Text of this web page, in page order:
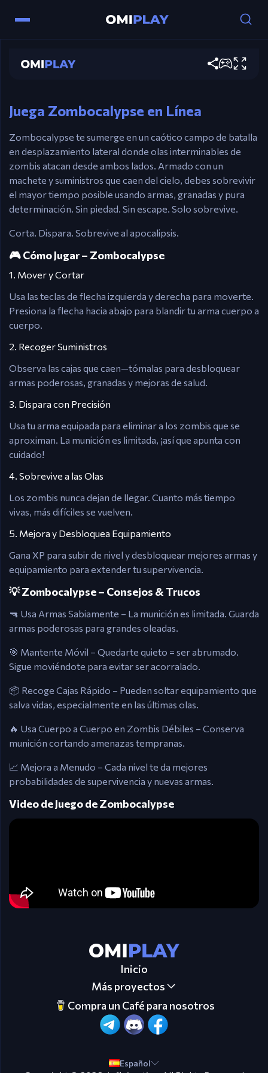
Zombocalypse
Barra Espaciadora – Cortar con arma cuerpo a
Juega Zombocalypse en Línea
Zombocalypse te sumerge en un caótico campo de batalla
en desplazamiento lateral donde olas interminables de
zombis atacan desde ambos lados. Armado con un
machete y suministros que caen del cielo, debes sobrevivir
el mayor tiempo posible usando armas, granadas y pura
determinación. Sin piedad. Sin escape. Solo sobrevive.
Corta. Dispara. Sobrevive al apocalipsis.
🎮 Cómo Jugar – Zombocalypse
1. Mover y Cortar
Usa las teclas de flecha izquierda y derecha para moverte.
Presiona la flecha hacia abajo para blandir tu arma cuerpo a
cuerpo.
2. Recoger Suministros
Observa las cajas que caen—tómalas para desbloquear
armas poderosas, granadas y mejoras de salud.
3. Dispara con Precisión
Usa tu arma equipada para eliminar a los zombis que se
aproximan. La munición es limitada, ¡así que apunta con
cuidado!
4. Sobrevive a las Olas
Los zombis nunca dejan de llegar. Cuanto más tiempo
vivas, más difíciles se vuelven.
5. Mejora y Desbloquea Equipamiento
Gana XP para subir de nivel y desbloquear mejores armas y
equipamiento para extender tu supervivencia.
💡 Zombocalypse – Consejos & Trucos
🔫 Usa Armas Sabiamente – La munición es limitada. Guarda
armas poderosas para grandes oleadas.
🎯 Mantente Móvil – Quedarte quieto = ser abrumado.
Sigue moviéndote para evitar ser acorralado.
📦 Recoge Cajas Rápido – Pueden soltar equipamiento que
salva vidas, especialmente en las últimas olas.
🔥 Usa Cuerpo a Cuerpo en Zombis Débiles – Conserva
munición cortando amenazas tempranas.
📈 Mejora a Menudo – Cada nivel te da mejores
probabilidades de supervivencia y nuevas armas.
Video de Juego de Zombocalypse
Inicio
Más proyectos
Compra un Café para nosotros
Español